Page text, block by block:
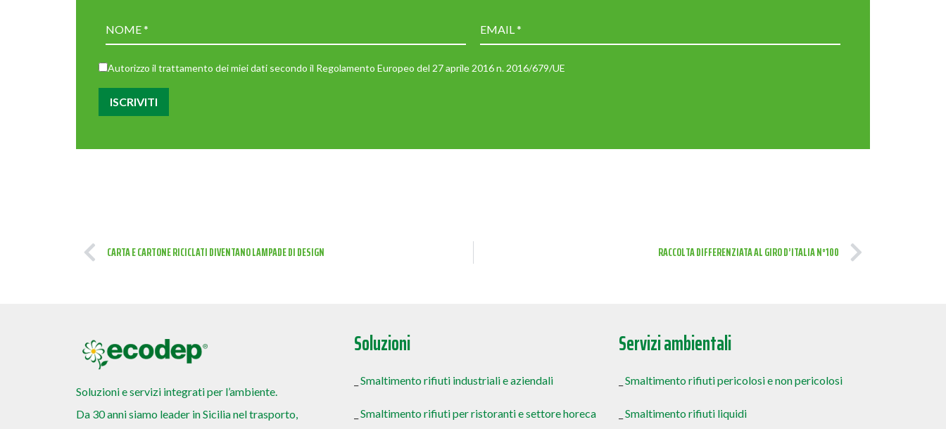
Autorizzo il trattamento dei miei dati secondo il Regolamento Europeo del 27 aprile 2016 n. 2016/679/UE
CARTA E CARTONE RICICLATI DIVENTANO LAMPADE DI DESIGN RACCOLTA DIFFERENZIATA AL GIRO D’ITALIA N°100
Soluzioni e servizi integrati per l’ambiente.
Da 30 anni siamo leader in Sicilia nel trasporto,
Soluzioni
Smaltimento rifiuti industriali e aziendali
Smaltimento rifiuti per ristoranti e settore horeca
Servizi ambientali
Smaltimento rifiuti pericolosi e non pericolosi
Smaltimento rifiuti liquidi